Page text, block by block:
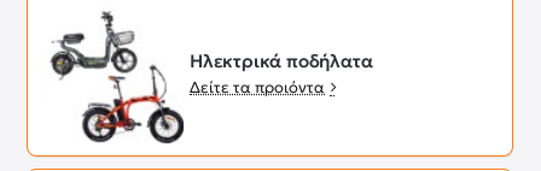
Ηλεκτρικά ποδήλατα
Δείτε τα προιόντα